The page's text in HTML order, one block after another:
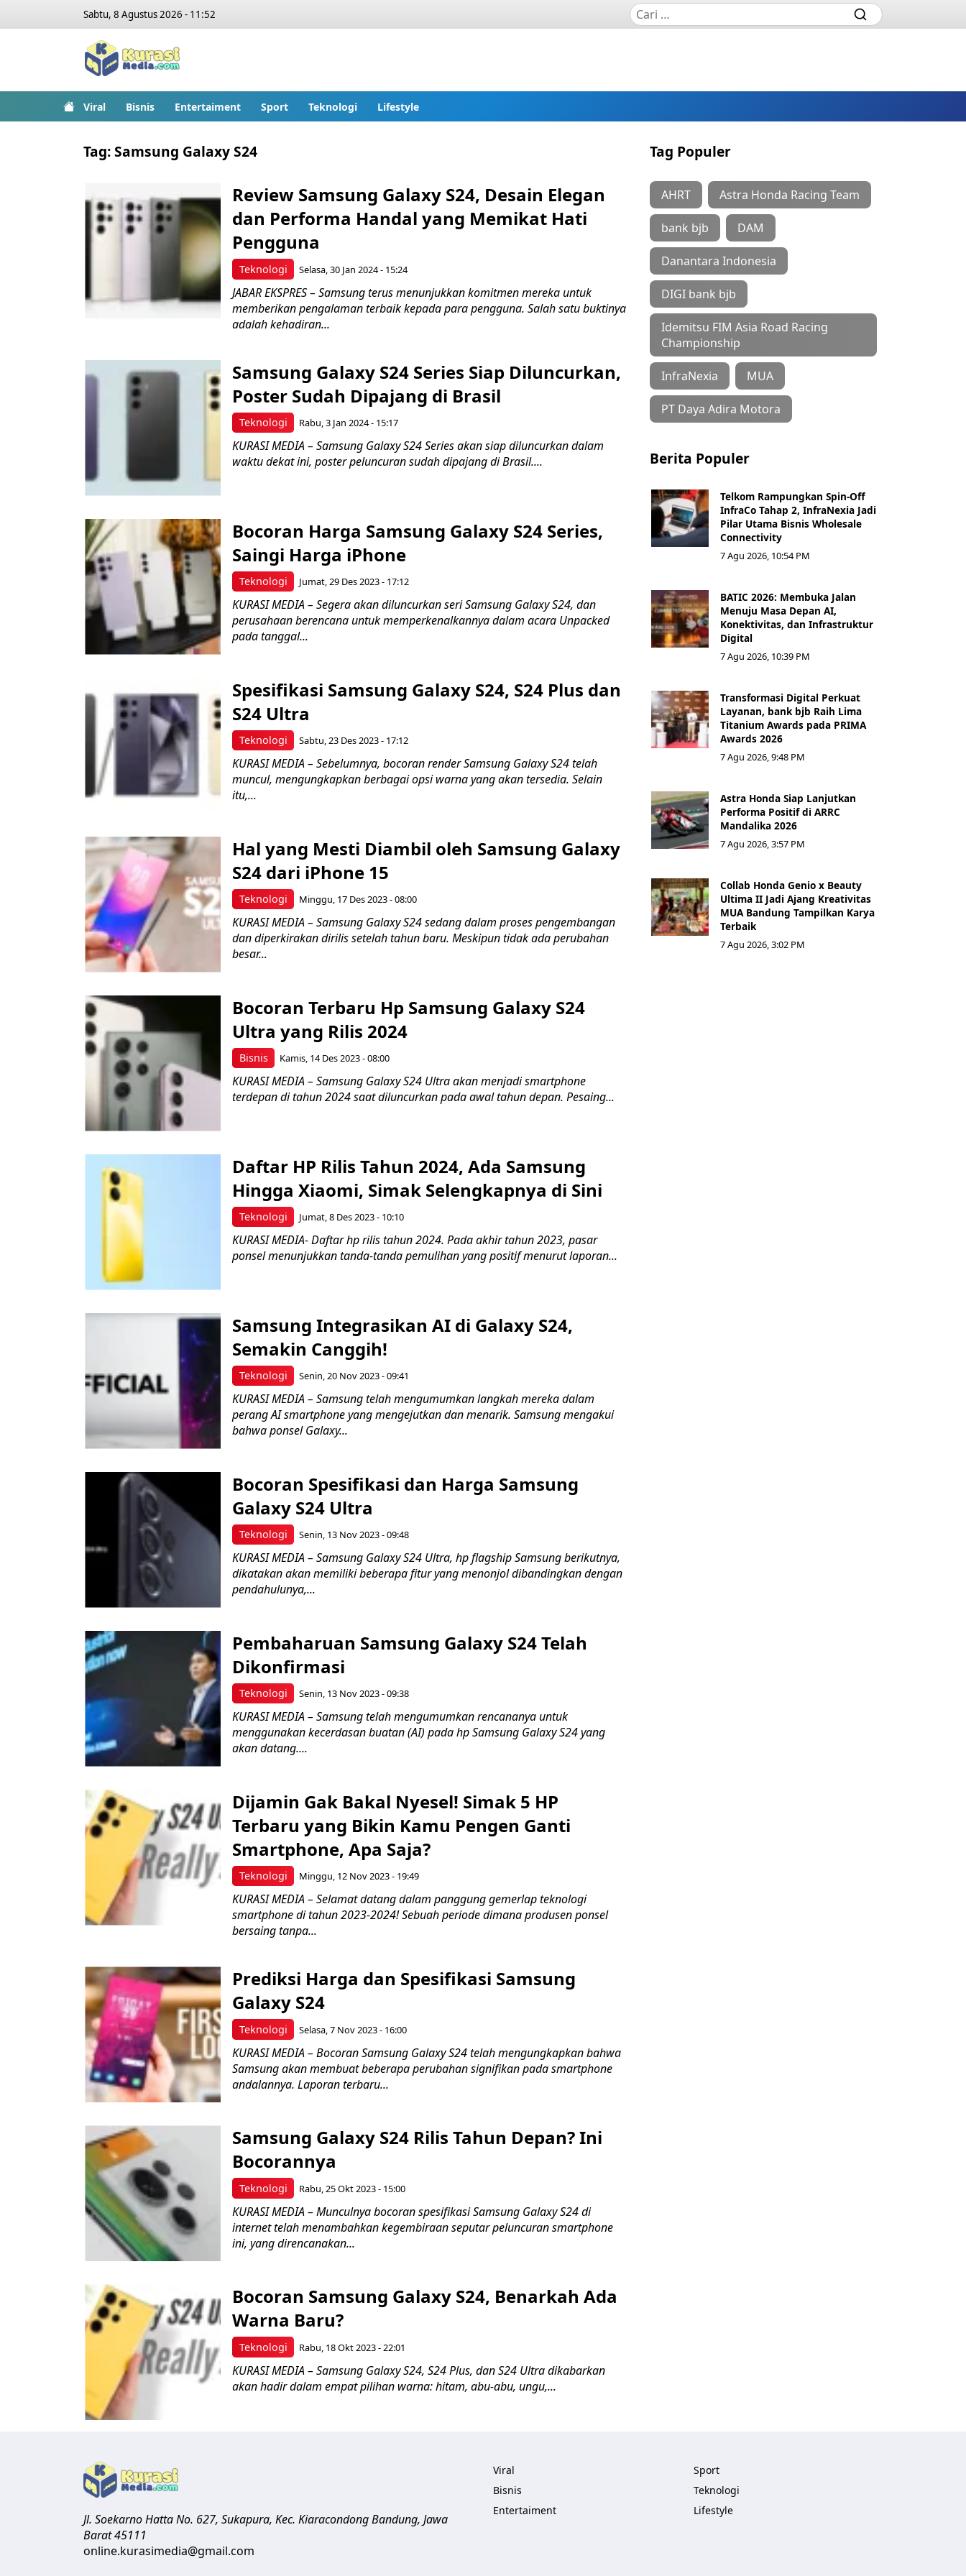
Sabtu, 8 Agustus 2026 - 11:52
Viral Bisnis Entertaiment Sport Teknologi Lifestyle
Tag:Samsung Galaxy S24
Teknologi
Review Samsung Galaxy S24, Desain Elegan
dan Performa Handal yang Memikat Hati
Pengguna
Selasa, 30 Jan 2024 - 15:24
JABAR EKSPRES – Samsung terus menunjukkan komitmen mereka untuk
memberikan pengalaman terbaik kepada para pengguna. Salah satu buktinya
adalah kehadiran...
Teknologi
Samsung Galaxy S24 Series Siap Diluncurkan,
Poster Sudah Dipajang di Brasil
Rabu, 3 Jan 2024 - 15:17
KURASI MEDIA – Samsung Galaxy S24 Series akan siap diluncurkan dalam
waktu dekat ini, poster peluncuran sudah dipajang di Brasil....
Teknologi
Bocoran Harga Samsung Galaxy S24 Series,
Saingi Harga iPhone
Jumat, 29 Des 2023 - 17:12
KURASI MEDIA – Segera akan diluncurkan seri Samsung Galaxy S24, dan
perusahaan berencana untuk memperkenalkannya dalam acara Unpacked
pada tanggal...
Teknologi
Spesifikasi Samsung Galaxy S24, S24 Plus dan
S24 Ultra
Sabtu, 23 Des 2023 - 17:12
KURASI MEDIA – Sebelumnya, bocoran render Samsung Galaxy S24 telah
muncul, mengungkapkan berbagai opsi warna yang akan tersedia. Selain
itu,...
Teknologi
Hal yang Mesti Diambil oleh Samsung Galaxy
S24 dari iPhone 15
Minggu, 17 Des 2023 - 08:00
KURASI MEDIA – Samsung Galaxy S24 sedang dalam proses pengembangan
dan diperkirakan dirilis setelah tahun baru. Meskipun tidak ada perubahan
besar...
Bisnis
Bocoran Terbaru Hp Samsung Galaxy S24
Ultra yang Rilis 2024
Kamis, 14 Des 2023 - 08:00
KURASI MEDIA – Samsung Galaxy S24 Ultra akan menjadi smartphone
terdepan di tahun 2024 saat diluncurkan pada awal tahun depan. Pesaing...
Teknologi
Daftar HP Rilis Tahun 2024, Ada Samsung
Hingga Xiaomi, Simak Selengkapnya di Sini
Jumat, 8 Des 2023 - 10:10
KURASI MEDIA- Daftar hp rilis tahun 2024. Pada akhir tahun 2023, pasar
ponsel menunjukkan tanda-tanda pemulihan yang positif menurut laporan...
Teknologi
Samsung Integrasikan AI di Galaxy S24,
Semakin Canggih!
Senin, 20 Nov 2023 - 09:41
KURASI MEDIA – Samsung telah mengumumkan langkah mereka dalam
perang AI smartphone yang mengejutkan dan menarik. Samsung mengakui
bahwa ponsel Galaxy...
Teknologi
Bocoran Spesifikasi dan Harga Samsung
Galaxy S24 Ultra
Senin, 13 Nov 2023 - 09:48
KURASI MEDIA – Samsung Galaxy S24 Ultra, hp flagship Samsung berikutnya,
dikatakan akan memiliki beberapa fitur yang menonjol dibandingkan dengan
pendahulunya,...
Teknologi
Pembaharuan Samsung Galaxy S24 Telah
Dikonfirmasi
Senin, 13 Nov 2023 - 09:38
KURASI MEDIA – Samsung telah mengumumkan rencananya untuk
menggunakan kecerdasan buatan (AI) pada hp Samsung Galaxy S24 yang
akan datang....
Teknologi
Dijamin Gak Bakal Nyesel! Simak 5 HP
Terbaru yang Bikin Kamu Pengen Ganti
Smartphone, Apa Saja?
Minggu, 12 Nov 2023 - 19:49
KURASI MEDIA – Selamat datang dalam panggung gemerlap teknologi
smartphone di tahun 2023-2024! Sebuah periode dimana produsen ponsel
bersaing tanpa...
Teknologi
Prediksi Harga dan Spesifikasi Samsung
Galaxy S24
Selasa, 7 Nov 2023 - 16:00
KURASI MEDIA – Bocoran Samsung Galaxy S24 telah mengungkapkan bahwa
Samsung akan membuat beberapa perubahan signifikan pada smartphone
andalannya. Laporan terbaru...
Teknologi
Samsung Galaxy S24 Rilis Tahun Depan? Ini
Bocorannya
Rabu, 25 Okt 2023 - 15:00
KURASI MEDIA – Munculnya bocoran spesifikasi Samsung Galaxy S24 di
internet telah menambahkan kegembiraan seputar peluncuran smartphone
ini, yang direncanakan...
Teknologi
Bocoran Samsung Galaxy S24, Benarkah Ada
Warna Baru?
Rabu, 18 Okt 2023 - 22:01
KURASI MEDIA – Samsung Galaxy S24, S24 Plus, dan S24 Ultra dikabarkan
akan hadir dalam empat pilihan warna: hitam, abu-abu, ungu,...
Tag Populer
AHRT Astra Honda Racing Team
bank bjb DAM
Danantara Indonesia
DIGI bank bjb
Idemitsu FIM Asia Road Racing
Championship
InfraNexia MUA
PT Daya Adira Motora
Berita Populer
Telkom Rampungkan Spin-Off
InfraCo Tahap 2, InfraNexia Jadi
Pilar Utama Bisnis Wholesale
Connectivity
7 Agu 2026, 10:54 PM
BATIC 2026: Membuka Jalan
Menuju Masa Depan AI,
Konektivitas, dan Infrastruktur
Digital
7 Agu 2026, 10:39 PM
Transformasi Digital Perkuat
Layanan, bank bjb Raih Lima
Titanium Awards pada PRIMA
Awards 2026
7 Agu 2026, 9:48 PM
Astra Honda Siap Lanjutkan
Performa Positif di ARRC
Mandalika 2026
7 Agu 2026, 3:57 PM
Collab Honda Genio x Beauty
Ultima II Jadi Ajang Kreativitas
MUA Bandung Tampilkan Karya
Terbaik
7 Agu 2026, 3:02 PM
Jl. Soekarno Hatta No. 627, Sukapura, Kec. KiaracondongBandung, Jawa
Barat45111
online.kurasimedia@gmail.com
Viral
Bisnis
Entertaiment
Sport
Teknologi
Lifestyle